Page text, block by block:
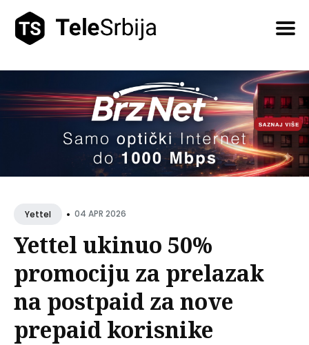
Yettel • 04 APR 2026
Yettel ukinuo 50%
promociju za prelazak
na postpaid za nove
prepaid korisnike